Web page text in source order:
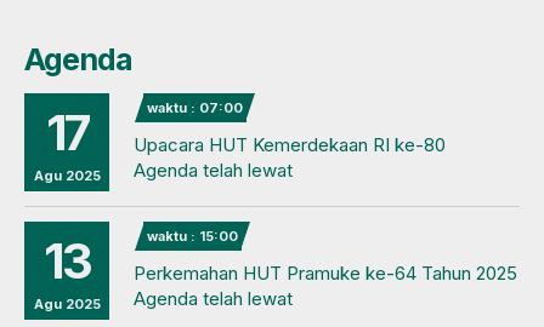
Agenda
17
Agu 2025
waktu : 07:00
Upacara HUT Kemerdekaan RI ke-80
Agenda telah lewat
13
Agu 2025
waktu : 15:00
Perkemahan HUT Pramuke ke-64 Tahun 2025
Agenda telah lewat